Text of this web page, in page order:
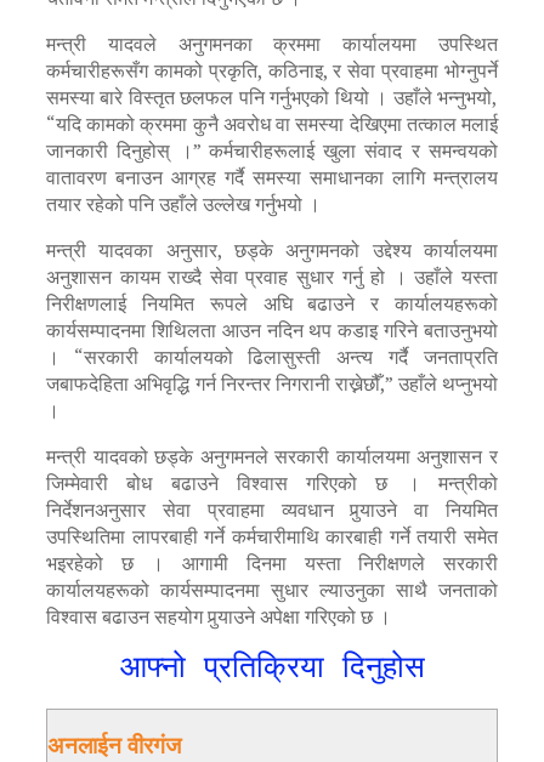
मन्त्री यादवले अनुगमनका क्रममा कार्यालयमा उपस्थित
कर्मचारीहरूसँग कामको प्रकृति, कठिनाइ, र सेवा प्रवाहमा भोग्नुपर्ने
समस्या बारे विस्तृत छलफल पनि गर्नुभएको थियो । उहाँले भन्नुभयो,
“यदि कामको क्रममा कुनै अवरोध वा समस्या देखिएमा तत्काल मलाई
जानकारी दिनुहोस् ।” कर्मचारीहरूलाई खुला संवाद र समन्वयको
वातावरण बनाउन आग्रह गर्दै समस्या समाधानका लागि मन्त्रालय
तयार रहेको पनि उहाँले उल्लेख गर्नुभयो ।
मन्त्री यादवका अनुसार, छड्के अनुगमनको उद्देश्य कार्यालयमा
अनुशासन कायम राख्दै सेवा प्रवाह सुधार गर्नु हो । उहाँले यस्ता
निरीक्षणलाई नियमित रूपले अघि बढाउने र कार्यालयहरूको
कार्यसम्पादनमा शिथिलता आउन नदिन थप कडाइ गरिने बताउनुभयो
। “सरकारी कार्यालयको ढिलासुस्ती अन्त्य गर्दै जनताप्रति
जबाफदेहिता अभिवृद्धि गर्न निरन्तर निगरानी राख्नेछौँ,” उहाँले थप्नुभयो
।
मन्त्री यादवको छड्के अनुगमनले सरकारी कार्यालयमा अनुशासन र
जिम्मेवारी बोध बढाउने विश्वास गरिएको छ । मन्त्रीको
निर्देशनअनुसार सेवा प्रवाहमा व्यवधान पुर्‍याउने वा नियमित
उपस्थितिमा लापरबाही गर्ने कर्मचारीमाथि कारबाही गर्ने तयारी समेत
भइरहेको छ । आगामी दिनमा यस्ता निरीक्षणले सरकारी
कार्यालयहरूको कार्यसम्पादनमा सुधार ल्याउनुका साथै जनताको
विश्वास बढाउन सहयोग पुर्‍याउने अपेक्षा गरिएको छ ।
आफ्नो प्रतिक्रिया दिनुहोस
अनलाईन वीरगंज